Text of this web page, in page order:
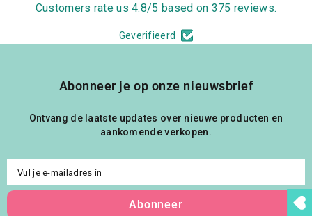
Customers rate us 4.8/5 based on 375 reviews.
Geverifieerd
Abonneer je op onze nieuwsbrief
Ontvang de laatste updates over nieuwe producten en
aankomende verkopen.
Vul je e-mailadres in
Abonneer